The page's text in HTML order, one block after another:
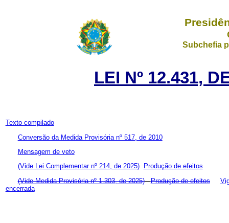
Subchefia
LEI Nº 12.431,
Texto compilado
Conversão da Medida Provisória nº 517, de 2010
Mensagem de veto
(Vide Lei Complementar nº 214, de 2025)
Produção de efeitos
(Vide Medida Provisória nº 1.303, de 2025)
Produção de efeitos
encerrada